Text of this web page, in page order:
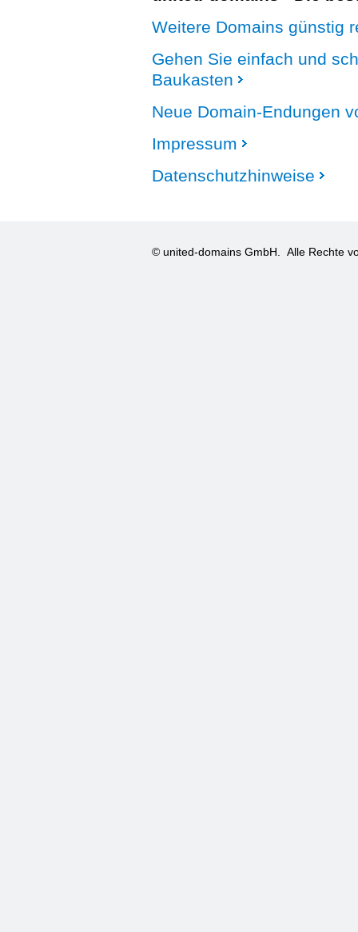
Weitere Domains günstig
Gehen Sie einfach und
Baukasten
Neue Domain-Endungen
Impressum
Datenschutzhinweise
© united-domains GmbH. Alle Rechte